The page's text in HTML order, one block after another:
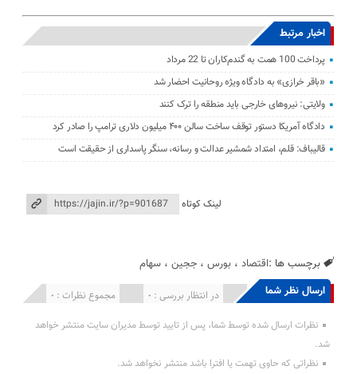
اخبار مرتبط
پرداخت 100 همت به گندم‌کاران تا 22 مرداد
«باقر خرازی» به دادگاه ویژه روحانیت احضار شد
ولایتی: نیرو‌های خارجی باید منطقه را ترک کنند
دادگاه آمریکا دستور توقف ساخت سالن ۴۰۰ میلیون دلاری ترامپ را صادر کرد
قالیباف: قلم، امتداد شمشیر عدالت و رسانه، سنگر پاسداری از حقیقت است
لینک کوتاه
برچسب ها :اقتصاد ، بورس ،ججین ،سهام
ارسال نظر شما مجموع نظرات : 0 در انتظار بررسی : 0 انتشار یافته : 0
نظرات ارسال شده توسط شما، پس از تایید توسط مدیران سایت منتشر خواهد
شد.
نظراتی که حاوی تهمت یا افترا باشد منتشر نخواهد شد.